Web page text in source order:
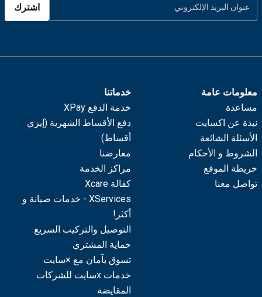
اشترك
معلومات عامة
مساعدة
نبذة عن اكسايت
الأسئلة الشائعة
الشروط و الأحكام
خريطة الموقع
تواصل معنا
خدماتنا
خدمة الدفع XPay
دفع الأقساط الشهرية (إيزي
أقساط)
معارضنا
مراكز الخدمة
كفالة Xcare
XServices - خدمات صيانة و
أكثر!
التوصيل والتركيب السريع
حماية المشتري
تسوق بآمان مع ×سايت
خدمات xسايت للشركات
المقايضة